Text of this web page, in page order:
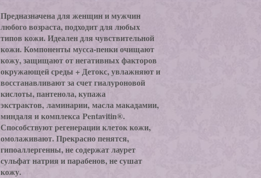
Предназначена для женщин и мужчин
любого возраста, подходит для любых
типов кожи. Идеален для чувствительной
кожи. Компоненты мусса-пенки очищают
кожу, защищают от негативных факторов
окружающей среды + Детокс, увлажняют и
восстанавливают за счет гиалуроновой
кислоты, пантенола, купажа
экстрактов, ламинарии, масла макадамии,
миндаля и комплекса Pentavitin®.
Способствуют регенерации клеток кожи,
омолаживают. Прекрасно пенятся,
гипоаллергенны, не содержат лаурет
сульфат натрия и парабенов, не сушат
кожу.